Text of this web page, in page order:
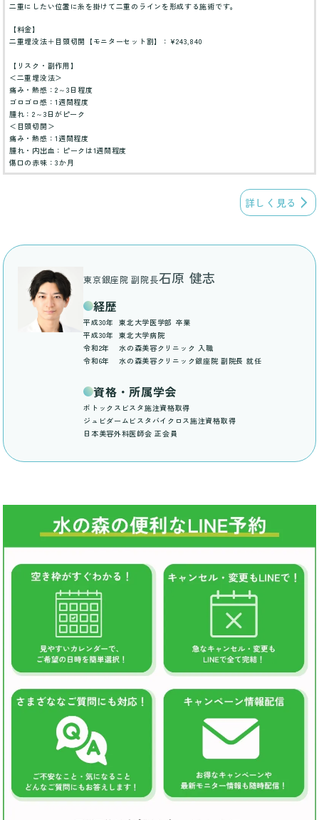
二重にしたい位置に糸を掛けて二重のラインを形成する施術です。
【料金】
二重埋没法＋目頭切開【モニターセット割】：¥243,840
【リスク・副作用】
＜二重埋没法＞
痛み・熱感：2～3日程度
ゴロゴロ感：1週間程度
腫れ：2～3日がピーク
＜目頭切開＞
痛み・熱感：1週間程度
腫れ・内出血：ピークは1週間程度
傷口の赤味：3か月
詳しく見る
東京銀座院 副院長石原 健志
経歴
平成30年
東北大学医学部 卒業
平成30年
東北大学病院
令和2年
水の森美容クリニック 入職
令和6年
水の森美容クリニック銀座院 副院長 就任
資格・所属学会
ボトックスビスタ施注資格取得
ジュビダームビスタバイクロス施注資格取得
日本美容外科医師会 正会員